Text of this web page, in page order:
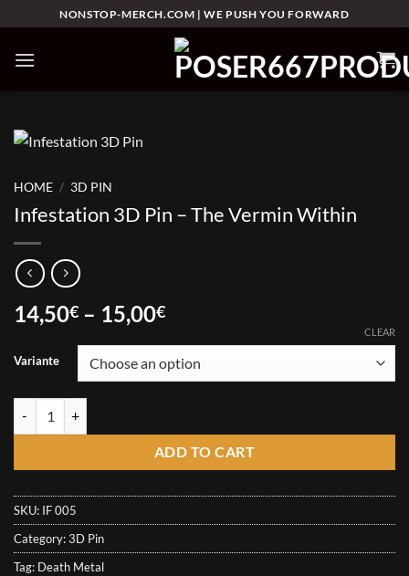
to
content
NONSTOP-MERCH.COM | WE PUSH YOU FORWARD
HOME / 3D PIN
Infestation 3D Pin – The Vermin Within
14,50€ – 15,00€Price
14,50€
through
Variante
CLEAR
ADD TO CART
SKU: IF 005
Category:3D Pin
Tag: Death Metal